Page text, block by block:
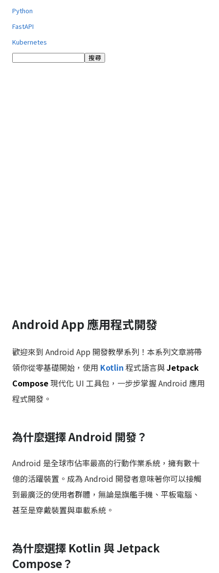
Python
FastAPI
Kubernetes
Android App 應用程式開發
歡迎來到 Android App 開發教學系列！本系列文章將帶
領你從零基礎開始，使用 Kotlin 程式語言與Jetpack
Compose現代化 UI 工具包，一步步掌握 Android 應用
程式開發。
為什麼選擇 Android 開發？
Android 是全球市佔率最高的行動作業系統，擁有數十
億的活躍裝置。成為 Android 開發者意味著你可以接觸
到最廣泛的使用者群體，無論是旗艦手機、平板電腦、
甚至是穿戴裝置與車載系統。
為什麼選擇 Kotlin 與 Jetpack
Compose？